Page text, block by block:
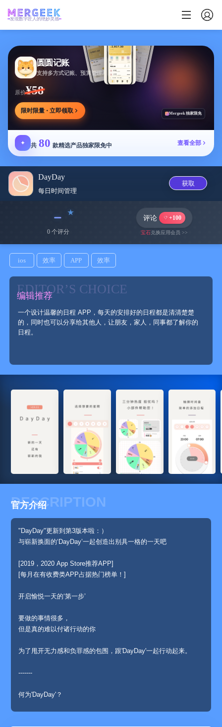
发现数字匠人的绝妙灵感
圆圆记账
支持多方式记账、预算管理及消费复盘，可本地保存
原价¥58
限时限量 · 立即领取 Mergeek 独家限免
✦ 共 80 款精选产品独家限免中 查看全部
DayDay
每日时间管理
获取
﹣
0 个评分
评论 +100
宝石兑换应用会员 >>
ios 效率 APP 效率
EDITOR’S CHOICE
编辑推荐
一个设计温馨的日程 APP，每天的安排好的日程都是清清楚楚
的，同时也可以分享给其他人，让朋友，家人，同事都了解你的
日程。
DESCRIPTION
官方介绍
"DayDay"更新到第3版本啦：）
与崭新换面的‘DayDay’一起创造出别具一格的一天吧
[2019，2020 App Store推荐APP]
[每月在有收费类APP占据热门榜单！]
开启愉悦一天的‘第一步’
要做的事情很多，
但是真的难以付诸行动的你
为了甩开无力感和负罪感的包围，跟'DayDay'一起行动起来。
-------
何为'DayDay'？